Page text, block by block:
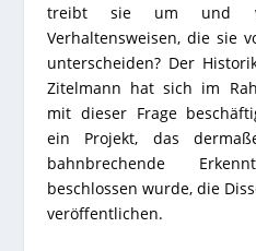
treibt sie um und
Verhaltensweisen, die sie
unterscheiden? Der
Zitelmann hat sich im
mit dieser Frage
ein Projekt, das
bahnbrechende
beschlossen wurde, die
veröffentlichen.